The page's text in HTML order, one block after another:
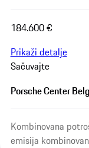
184.600 €
Prikaži detalje
Sačuvajte
Porsche Center
Kombinovana
emisija